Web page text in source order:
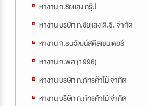
หางาน ก.ชัยแสง กรุ๊ป
หางาน บริษัท ก.ชัยแสง ดี.ซี. จำกัด
หางาน ก.ธนวัฒน์สตีลเซนเตอร์
หางาน ก.พล (1996)
หางาน บริษัท ก.ภัทรค้าไม้ จำกัด
หางาน บริษัท ก.ภัทรค้าไม้ จำกัด